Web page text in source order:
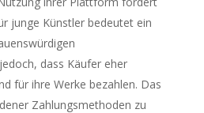
junge Künstler bedeutet ein
dass Käufer eher
für ihre Werke bezahlen. Das
Zahlungsmethoden zu